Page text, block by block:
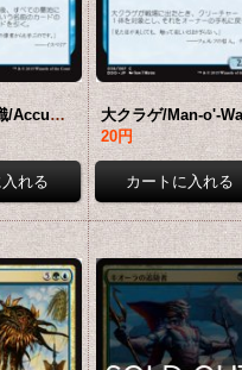
蓄積した知識/Accumulated Knowledge 【日本語版】 [EVK-青C]
20円